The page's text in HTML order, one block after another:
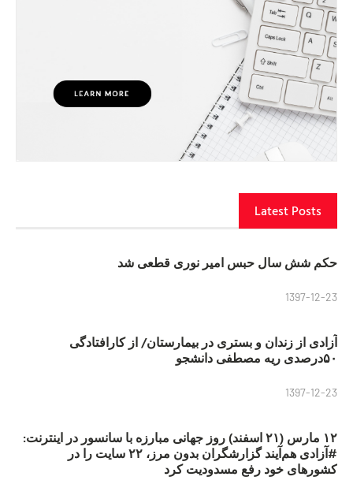
Latest Posts
حکم شش سال حبس امیر نوری قطعی شد
1397-12-23
آزادی از زندان و بستری در بیمارستان/ از کارافتادگی
۵۰درصدی ریه مصطفی دانشجو
1397-12-23
۱۲ مارس (۲۱ اسفند) روز جهانی مبارزه با سانسور در اینترنت:
#آزادی هم‌آیند گزارشگران‌ بدون مرز، ۲۲ سایت را در
کشورهای خود رفع مسدودیت کرد